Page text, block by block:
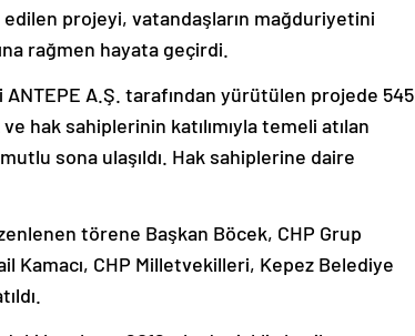
edilen projeyi, vatandaşların mağduriyetini
rağmen hayata geçirdi.
A.Ş. tarafından yürütülen projede 545
hak sahiplerinin katılımıyla temeli atılan
sona ulaşıldı. Hak sahiplerine daire
törene Başkan Böcek, CHP Grup
Kamacı, CHP Milletvekilleri, Kepez Belediye